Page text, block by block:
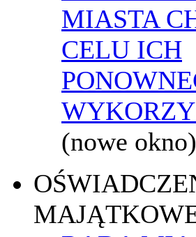
MIASTA
CELU ICH
(nowe okno)